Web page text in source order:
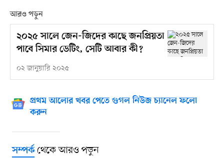
আরও পড়ুন
২০২৫ সালে জেন-জিদের কাছে জনপ্রিয়তা
পাবে সিমার ডেটিং, সেটি আবার কী?
০২ জানুয়ারি ২০২৫
প্রথম আলোর খবর পেতে গুগল নিউজ চ্যানেল ফলো
করুন
সম্পর্কথেকে আরও পড়ুন